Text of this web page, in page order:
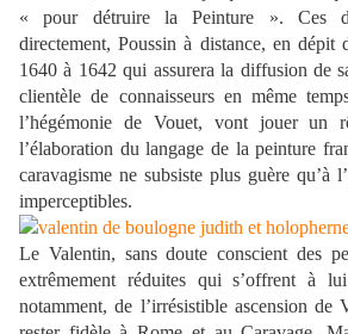
« pour détruire la Peinture ». Ces
directement, Poussin à distance, en dépit
1640 à 1642 qui assurera la diffusion de
clientèle de connaisseurs en même
l’hégémonie de Vouet, vont jouer un
l’élaboration du langage de la peinture
caravagisme ne subsiste plus guère qu’à
imperceptibles.
Le Valentin, sans doute conscient des
extrêmement réduites qui s’offrent à
notamment, de l’irrésistible ascension de